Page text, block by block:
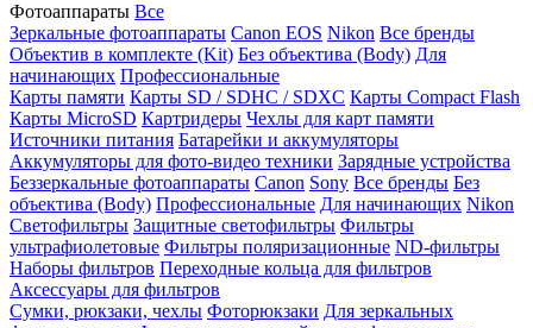
Фотоаппараты Все
Зеркальные фотоаппараты Canon EOS Nikon Все бренды
Объектив в комплекте (Kit) Без объектива (Body) Для
начинающих Профессиональные
Карты памяти Карты SD / SDHC / SDXC Карты Compact Flash
Карты MicroSD Картридеры Чехлы для карт памяти
Источники питания Батарейки и аккумуляторы
Аккумуляторы для фото-видео техники Зарядные устройства
Беззеркальные фотоаппараты Canon Sony Все бренды Без
объектива (Body) Профессиональные Для начинающих Nikon
Светофильтры Защитные светофильтры Фильтры
ультрафиолетовые Фильтры поляризационные ND-фильтры
Наборы фильтров Переходные кольца для фильтров
Аксессуары для фильтров
Сумки, рюкзаки, чехлы Фоторюкзаки Для зеркальных